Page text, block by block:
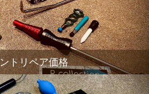
トリペア価格